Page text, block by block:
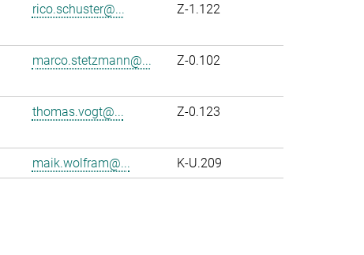
rico.schuster@... Z-1.122
marco.stetzmann@... Z-0.102
thomas.vogt@... Z-0.123
maik.wolfram@... K-U.209